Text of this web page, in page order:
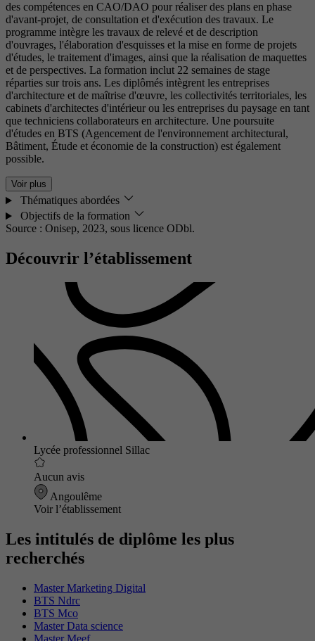
des compétences en CAO/DAO pour réaliser des plans en phase
d'avant-projet, de consultation et d'exécution des travaux. Le
programme intègre les travaux de relevé et de description
d'ouvrages, l'élaboration d'esquisses et la mise en forme de projets
d'études, le traitement d'images, ainsi que la réalisation de maquettes
et de perspectives. La formation inclut 22 semaines de stage
réparties sur trois ans. Les diplômés intègrent les entreprises
d'architecture et de maîtrise d'œuvre, les collectivités territoriales, les
cabinets d'architectes d'intérieur ou les entreprises du paysage en tant
que techniciens collaborateurs en architecture. Une poursuite
d'études en BTS (Agencement de l'environnement architectural,
Bâtiment, Étude et économie de la construction) est également
possible.
Voir plus
Thématiques abordées
Objectifs de la formation
Source : Onisep, 2023, sous licence ODbl.
Découvrir l’établissement
Lycée professionnel Sillac
Aucun avis
Angoulême
Voir l’établissement
Les intitulés de diplôme les plus
recherchés
Master Marketing Digital
BTS Ndrc
BTS Mco
Master Data science
Master Meef